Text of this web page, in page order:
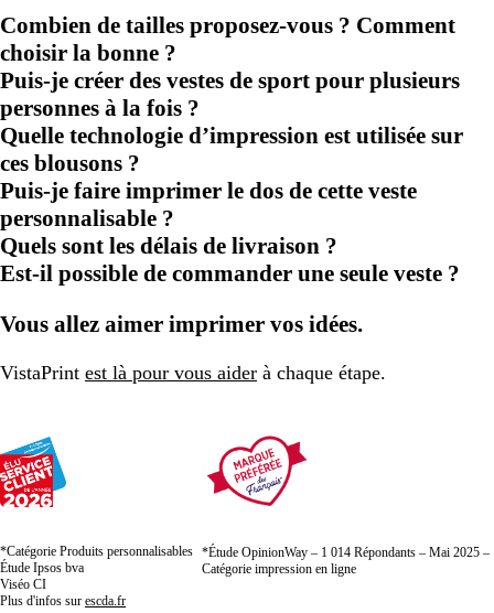
Combien de tailles proposez-vous ? Comment
choisir la bonne ?
Puis-je créer des vestes de sport pour plusieurs
personnes à la fois ?
Quelle technologie d’impression est utilisée sur
ces blousons ?
Puis-je faire imprimer le dos de cette veste
personnalisable ?
Quels sont les délais de livraison ?
Est-il possible de commander une seule veste ?
Vous allez aimer imprimer vos idées.
VistaPrint est là pour vous aider à chaque étape.
*Catégorie Produits personnalisables
Étude Ipsos bva
Viséo CI
Plus d'infos sur escda.fr
*Étude OpinionWay – 1 014 Répondants – Mai 2025 –
Catégorie impression en ligne